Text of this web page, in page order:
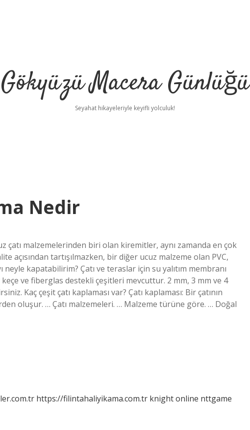
Gökyüzü Macera Günlüğü
Seyahat hikayeleriyle keyifli yolculuk!
Nedir
çatı malzemelerinden biri olan kiremitler, aynı zamanda en çok
açısından tartışılmazken, bir diğer ucuz malzeme olan PVC,
neyle kapatabilirim? Çatı ve teraslar için su yalıtım membranı
ve fiberglas destekli çeşitleri mevcuttur. 2 mm, 3 mm ve 4
Kaç çeşit çatı kaplaması var? Çatı kaplaması: Bir çatının
oluşur. … Çatı malzemeleri. … Malzeme türüne göre. … Doğal
https://filintahaliyikama.com.tr knight online nttgame